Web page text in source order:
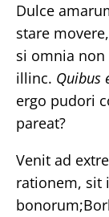
Dulce
stare
si omnia
illinc. Quibus
ergo pudori
pareat?
Venit ad
rationem, sit